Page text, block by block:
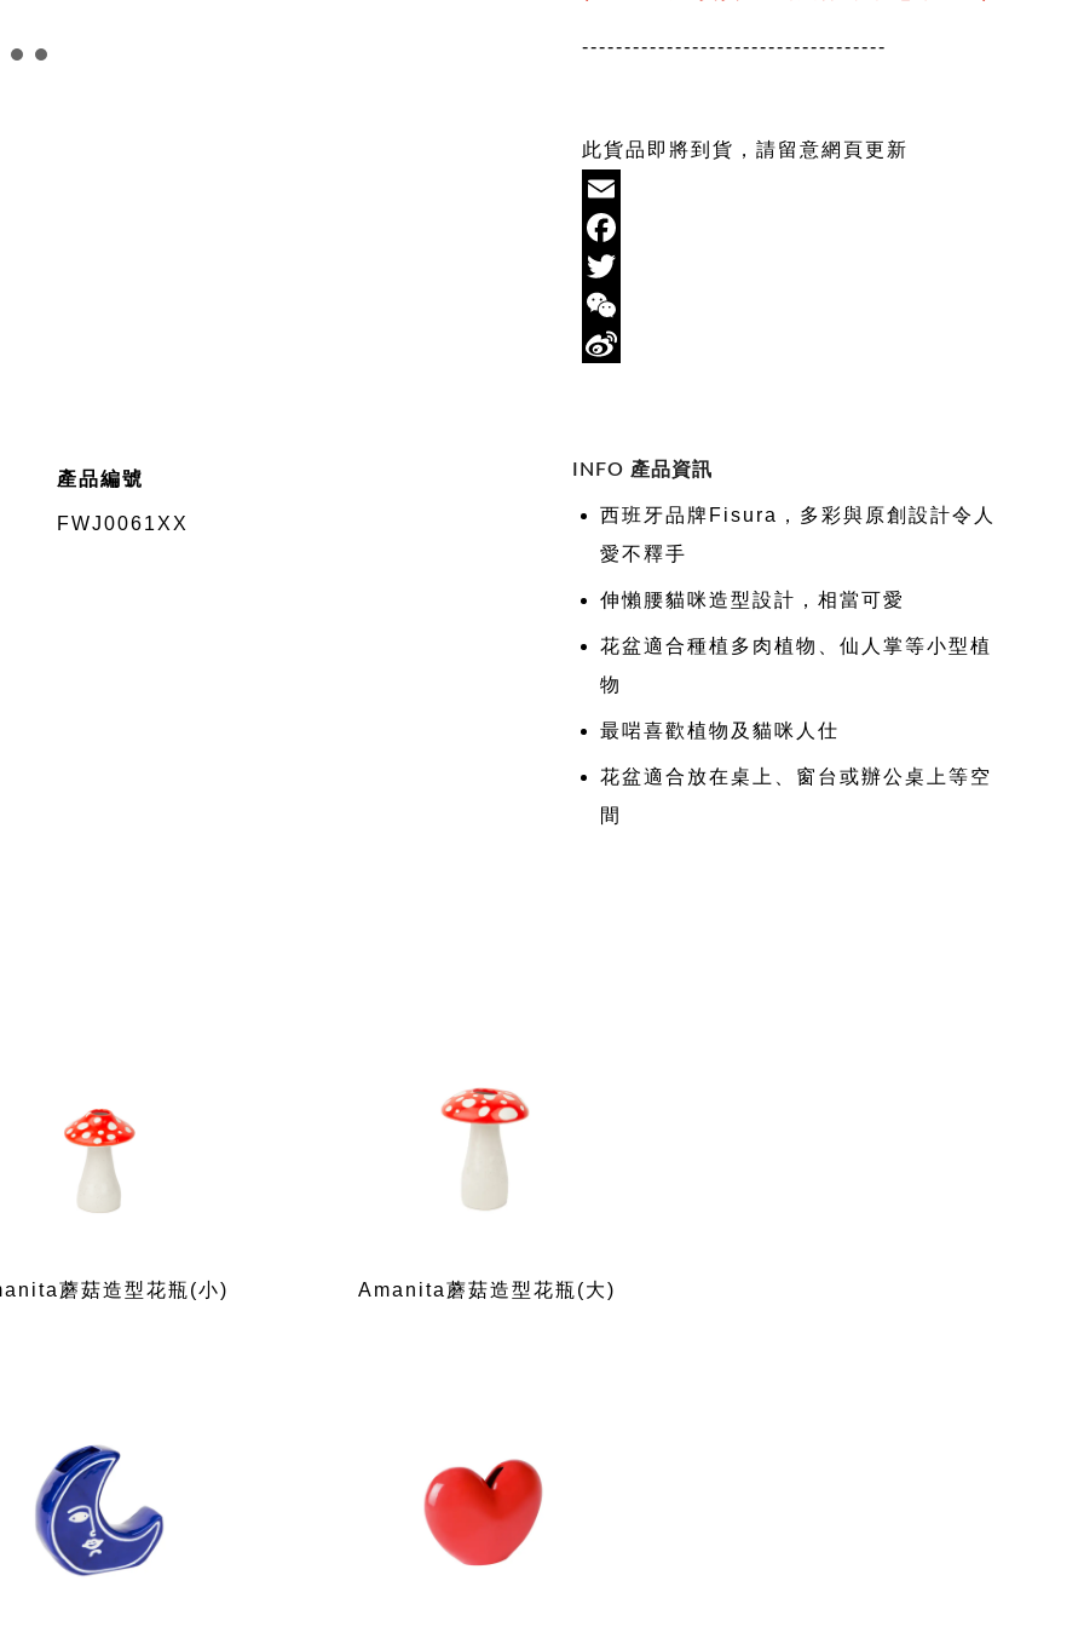
------------------------------------
此貨品即將到貨，請留意網頁更新
Email
Facebook
Twitter
WeChat
產品編號
FWJ0061XX
INFO 產品資訊
西班牙品牌Fisura，多彩與原創設計令人
愛不釋手
伸懶腰貓咪造型設計，相當可愛
花盆適合種植多肉植物、仙人掌等小型植
物
最啱喜歡植物及貓咪人仕
花盆適合放在桌上、窗台或辦公桌上等空
間
蘑菇造型花瓶(小) Amanita蘑菇造型花瓶(大)